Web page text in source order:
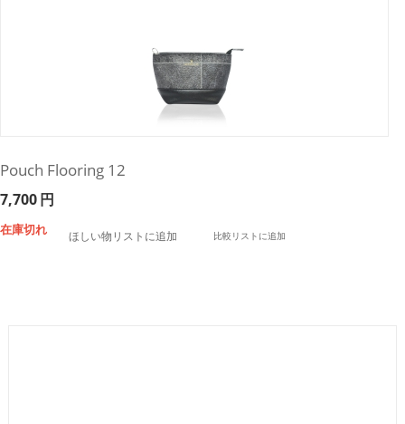
Pouch Flooring 12
7,700円
在庫切れ ほしい物リストに追加 比較リストに追加